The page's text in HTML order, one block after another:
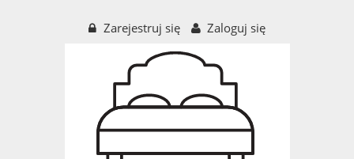
Zarejestruj się Zaloguj się